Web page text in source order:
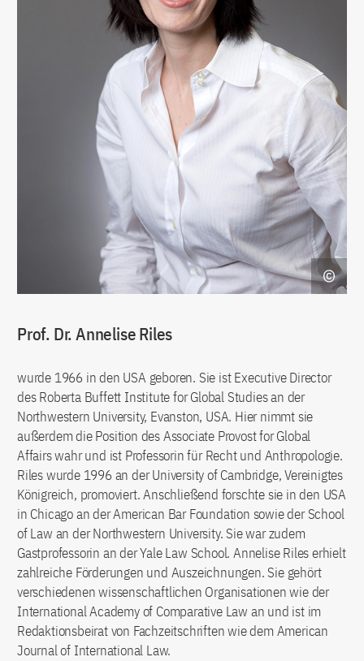
Prof. Dr. Annelise Riles
wurde 1966 in den USA geboren. Sie ist Executive Director
des Roberta Buffett Institute for Global Studies an der
Northwestern University, Evanston, USA. Hier nimmt sie
außerdem die Position des Associate Provost for Global
Affairs wahr und ist Professorin für Recht und Anthropologie.
Riles wurde 1996 an der University of Cambridge, Vereinigtes
Königreich, promoviert. Anschließend forschte sie in den USA
in Chicago an der American Bar Foundation sowie der School
of Law an der Northwestern University. Sie war zudem
Gastprofessorin an der Yale Law School. Annelise Riles erhielt
zahlreiche Förderungen und Auszeichnungen. Sie gehört
verschiedenen wissenschaftlichen Organisationen wie der
International Academy of Comparative Law an und ist im
Redaktionsbeirat von Fachzeitschriften wie dem American
Journal of International Law.